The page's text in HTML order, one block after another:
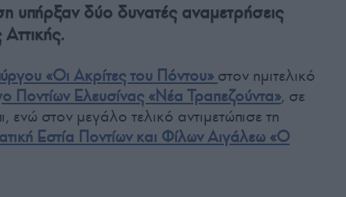
υπήρξαν δύο δυνατές αναμετρήσεις
«Οι Ακρίτες του Πόντου» στον ημιτελικό
Ποντίων Ελευσίνας «Νέα Τραπεζούντα», σε
ενώ στον μεγάλο τελικό αντιμετώπισε τη
Εστία Ποντίων και Φίλων Αιγάλεω «Ο